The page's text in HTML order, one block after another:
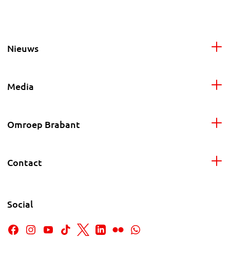
Nieuws
Media
Omroep Brabant
Contact
Social